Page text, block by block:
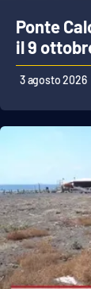
Buona
LA
Eventi
Food
Storie
Ponte
il 9
3 agosto 2026